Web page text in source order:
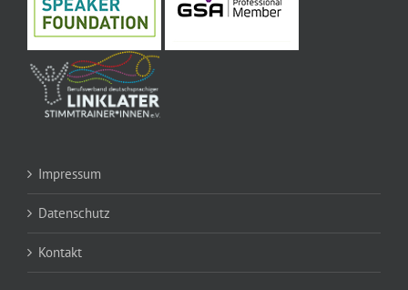
Impressum
Datenschutz
Kontakt